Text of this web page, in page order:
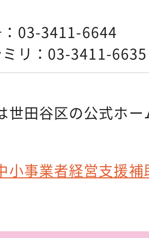
：03-3411-6644
ミリ：03-3411-6635
世田谷区の公式ホ
小事業者経営支援